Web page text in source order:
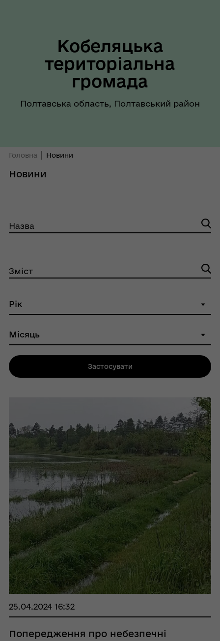
Кобеляцька
територіальна
громада
Полтавська область, Полтавський район
Головна Новини
Новини
25.04.2024 16:32
Попередження про небезпечні
Назва
Зміст
Застосувати